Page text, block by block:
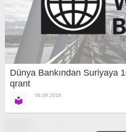
Dünya Bankından Suriyaya
qrant
08.08.2026